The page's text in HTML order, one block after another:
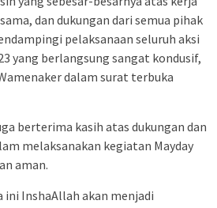
dan dukungan dari semua pihak
pelaksanaan seluruh aksi
yang berlangsung sangat kondusif,
dalam surat terbuka
berterima kasih atas dukungan dan
melaksanakan kegiatan Mayday
aman.
ini InshaAllah akan menjadi